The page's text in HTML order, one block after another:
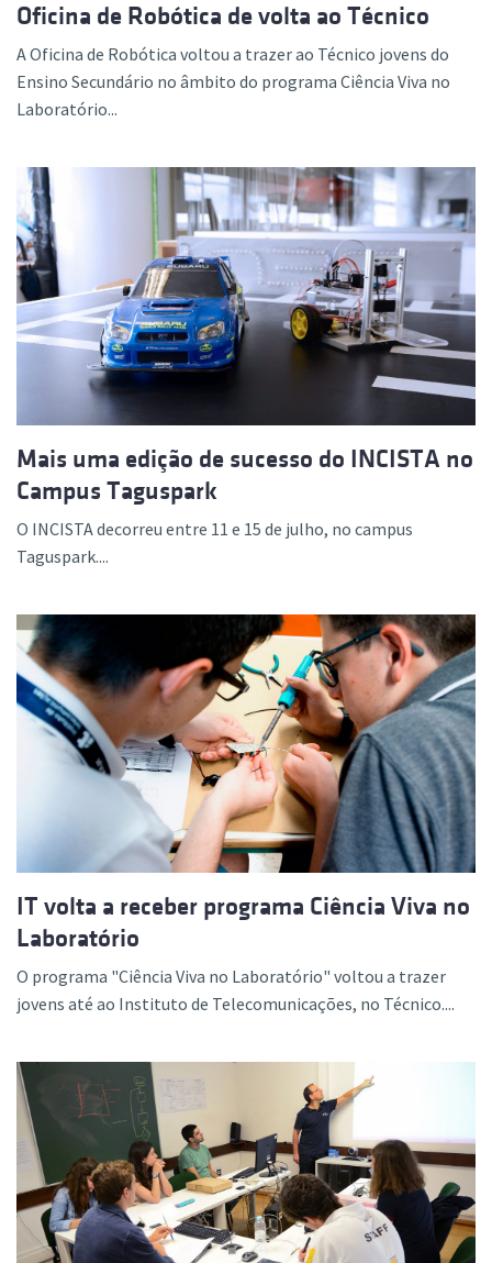
Oficina de Robótica de volta ao Técnico
A Oficina de Robótica voltou a trazer ao Técnico jovens do
Ensino Secundário no âmbito do programa Ciência Viva no
Laboratório...
Mais uma edição de sucesso do INCISTA no
Campus Taguspark
O INCISTA decorreu entre 11 e 15 de julho, no campus
Taguspark....
IT volta a receber programa Ciência Viva no
Laboratório
O programa "Ciência Viva no Laboratório" voltou a trazer
jovens até ao Instituto de Telecomunicações, no Técnico....